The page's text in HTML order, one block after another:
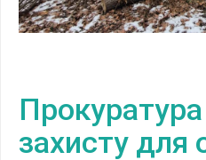
захисту для